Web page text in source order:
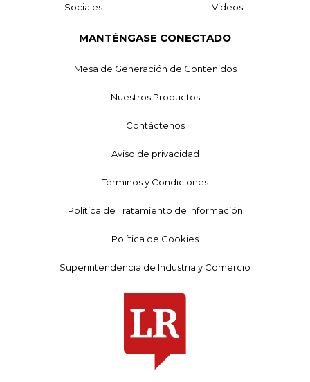
Sociales Videos
MANTÉNGASE CONECTADO
Mesa de Generación de Contenidos
Nuestros Productos
Contáctenos
Aviso de privacidad
Términos y Condiciones
Política de Tratamiento de Información
Política de Cookies
Superintendencia de Industria y Comercio